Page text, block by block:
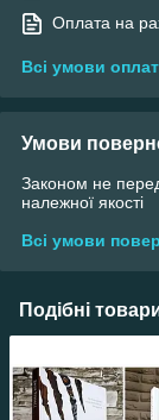
Оплата на
Всі умови
Умови
Законом не
належної якості
Всі умови
Подібні